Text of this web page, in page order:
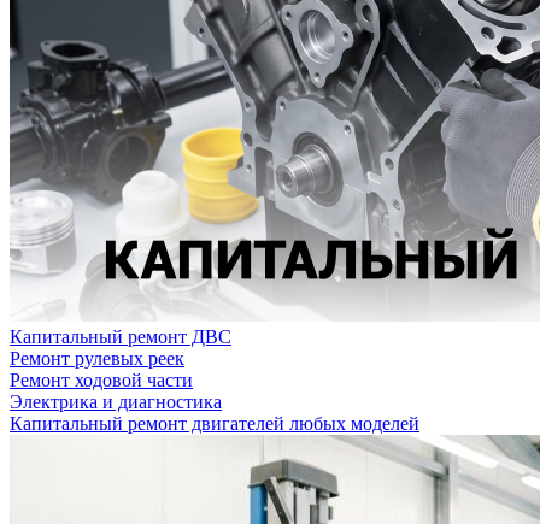
Капитальный ремонт ДВС
Ремонт рулевых реек
Ремонт ходовой части
Электрика и диагностика
Капитальный ремонт двигателей любых моделей